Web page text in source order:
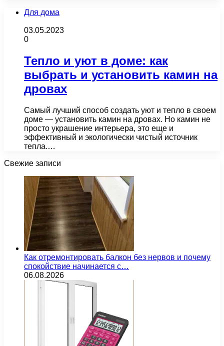
Для дома
03.05.2023
0
Тепло и уют в доме: как
выбрать и установить камин на
дровах
Самый лучший способ создать уют и тепло в своем
доме — установить камин на дровах. Но камин не
просто украшение интерьера, это еще и
эффективный и экологически чистый источник
тепла.…
Свежие записи
Как отремонтировать балкон без нервов и почему
спокойствие начинается с…
06.08.2026